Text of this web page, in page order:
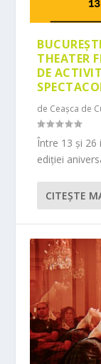
THEATER
DE
de Ceașca de
Între 13 și 26
ediției
CITEŞTE